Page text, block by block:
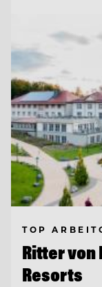
TOP
Ritter
Resorts